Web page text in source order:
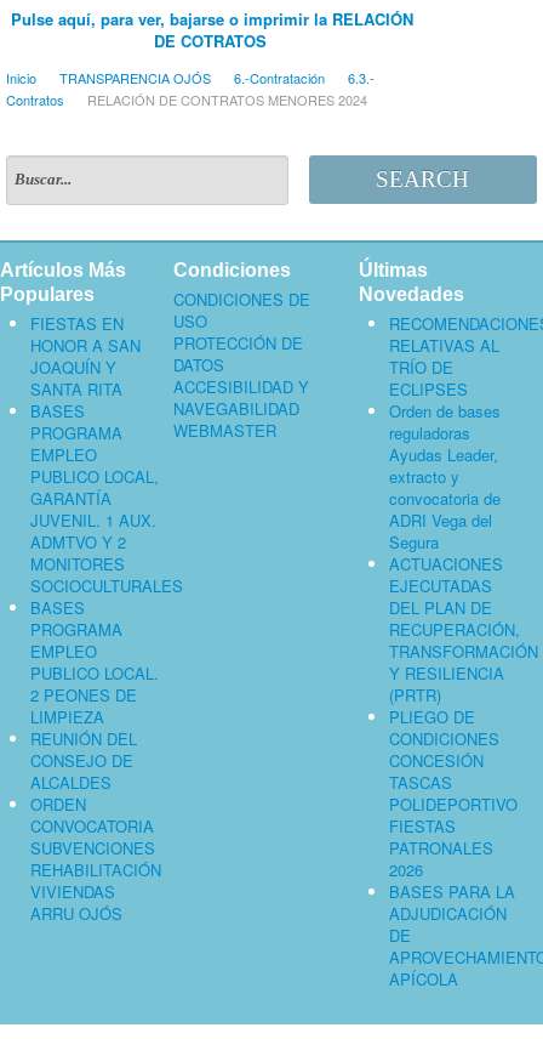
Pulse aquí, para ver, bajarse o imprimir la RELACIÓN
DE COTRATOS
Inicio TRANSPARENCIA OJÓS 6.-Contratación
6.3.-
Contratos
RELACIÓN DE CONTRATOS MENORES 2024
SEARCH
Artículos Más
Populares
FIESTAS EN
HONOR A SAN
JOAQUÍN Y
SANTA RITA
BASES
PROGRAMA
EMPLEO
PUBLICO LOCAL,
GARANTÍA
JUVENIL. 1 AUX.
ADMTVO Y 2
MONITORES
SOCIOCULTURALES
BASES
PROGRAMA
EMPLEO
PUBLICO LOCAL.
2 PEONES DE
LIMPIEZA
REUNIÓN DEL
CONSEJO DE
ALCALDES
ORDEN
CONVOCATORIA
SUBVENCIONES
REHABILITACIÓN
VIVIENDAS
ARRU OJÓS
Condiciones
CONDICIONES DE
USO
PROTECCIÓN DE
DATOS
ACCESIBILIDAD Y
NAVEGABILIDAD
WEBMASTER
Últimas
Novedades
RELATIVAS AL
TRÍO DE
ECLIPSES
Orden de bases
reguladoras
Ayudas Leader,
extracto y
convocatoria de
ADRI Vega del
Segura
ACTUACIONES
EJECUTADAS
DEL PLAN DE
RECUPERACIÓN,
TRANSFORMACIÓN
Y RESILIENCIA
(PRTR)
PLIEGO DE
CONDICIONES
CONCESIÓN
TASCAS
POLIDEPORTIVO
FIESTAS
PATRONALES
2026
BASES PARA LA
ADJUDICACIÓN
DE
APÍCOLA